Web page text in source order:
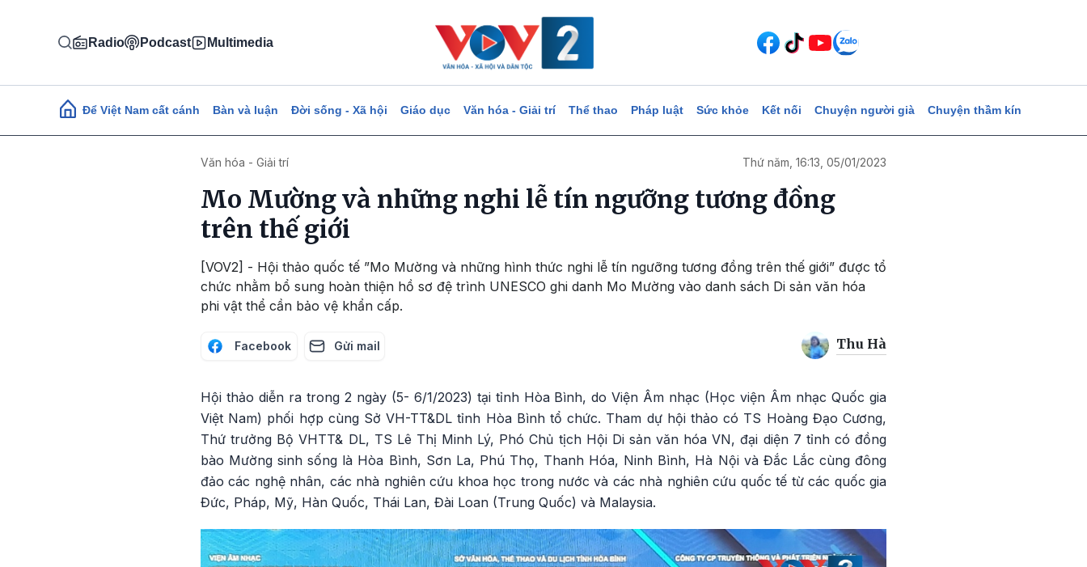
Radio Podcast Multimedia
Main navigation
Để Việt Nam cất cánh Bàn và luận Đời sống - Xã hội Giáo dục Văn hóa - Giải trí Thể thao Pháp luật Sức khỏe Kết nối Chuyện người già Chuyện thầm kín
Văn hóa - Giải trí Thứ năm, 16:13, 05/01/2023
Mo Mường và những nghi lễ tín ngưỡng tương đồng
trên thế giới
[VOV2] - Hội thảo quốc tế ”Mo Mường và những hình thức nghi lễ tín ngưỡng tương đồng trên thế giới” được tổ
chức nhằm bổ sung hoàn thiện hồ sơ đệ trình UNESCO ghi danh Mo Mường vào danh sách Di sản văn hóa
phi vật thể cần bảo vệ khẩn cấp.
Facebook Gửi mail Thu Hà
Hội thảo diễn ra trong 2 ngày (5- 6/1/2023) tại tỉnh Hòa Bình, do Viện Âm nhạc (Học viện Âm nhạc Quốc gia
Việt Nam) phối hợp cùng Sở VH-TT&DL tỉnh Hòa Bình tổ chức. Tham dự hội thảo có TS Hoàng Đạo Cương,
Thứ trưởng Bộ VHTT& DL, TS Lê Thị Minh Lý, Phó Chủ tịch Hội Di sản văn hóa VN, đại diện 7 tỉnh có đồng
bào Mường sinh sống là Hòa Bình, Sơn La, Phú Thọ, Thanh Hóa, Ninh Bình, Hà Nội và Đắc Lắc cùng đông
đảo các nghệ nhân, các nhà nghiên cứu khoa học trong nước và các nhà nghiên cứu quốc tế từ các quốc gia
Đức, Pháp, Mỹ, Hàn Quốc, Thái Lan, Đài Loan (Trung Quốc) và Malaysia.